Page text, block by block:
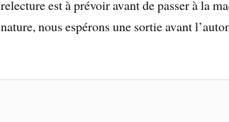
relecture est à prévoir avant de passer à la
nature, nous espérons une sortie avant